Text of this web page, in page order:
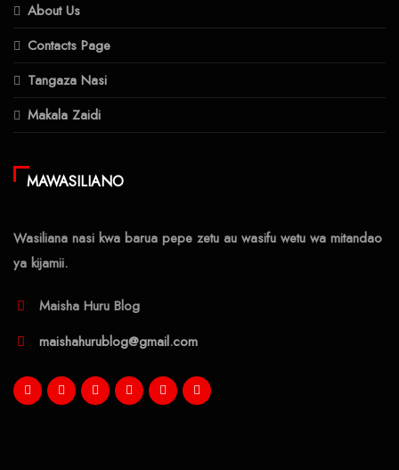
About Us
Contacts Page
Tangaza Nasi
Makala Zaidi
MAWASILIANO
Wasiliana nasi kwa barua pepe zetu au wasifu wetu wa mitandao
ya kijamii.
Maisha Huru Blog
maishahurublog@gmail.com